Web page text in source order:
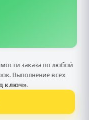
заказа по любой
Выполнение всех
ключ».